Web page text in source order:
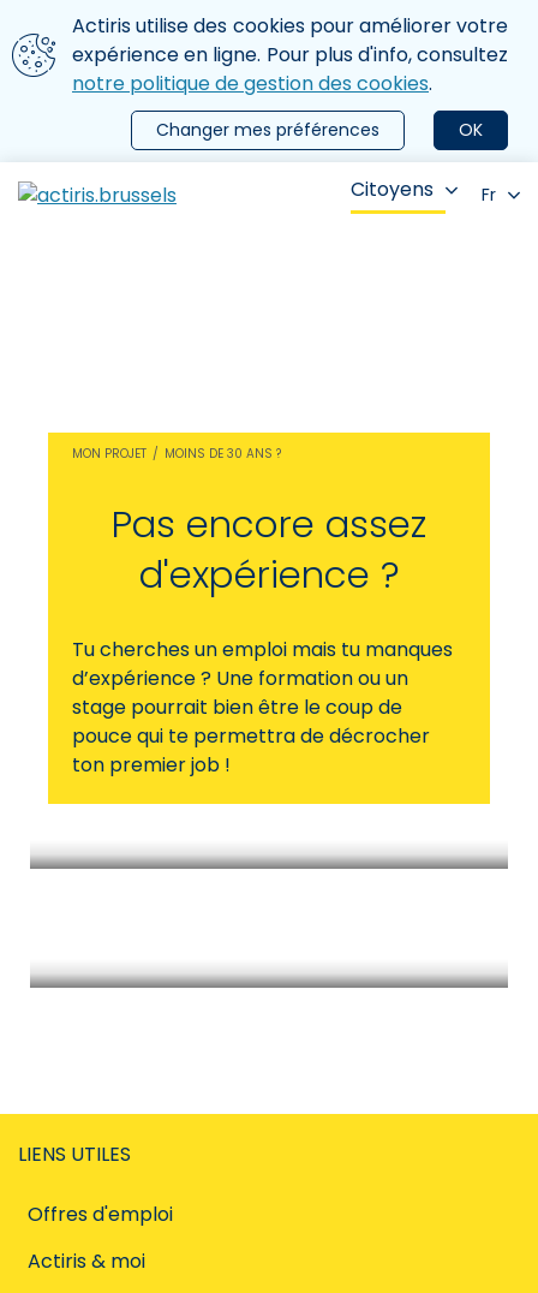
Aller au contenu principal
Nous utilisons des cookies
Actiris utilise des cookies pour améliorer votre
expérience en ligne. Pour plus d'info, consultez
notre politique de gestion des cookies.
OK
Changer mes préférences
le menu
Citoyens Fr
MON PROJET MOINS DE 30 ANS ?
Pas encore assez
d'expérience ?
Tu cherches un emploi mais tu manques
d’expérience ? Une formation ou un
stage pourrait bien être le coup de
pouce qui te permettra de décrocher
ton premier job !
LIENS UTILES
Offres d'emploi
Actiris & moi